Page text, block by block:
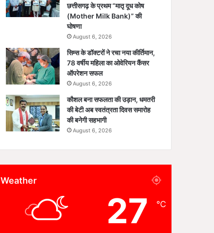
छत्तीसगढ़ के प्रथम “मातृ दूध कोष
(Mother Milk Bank)” की
घोषणा
August 6, 2026
सिम्स के डॉक्टरों ने रचा नया कीर्तिमान,
78 वर्षीय महिला का ओवेरियन कैंसर
ऑपरेशन सफल
August 6, 2026
कौशल बना सफलता की उड़ान, धमतरी
की बेटी अब स्वतंत्रता दिवस समारोह
की बनेगी सहभागी
August 6, 2026
Weather
27 ℃